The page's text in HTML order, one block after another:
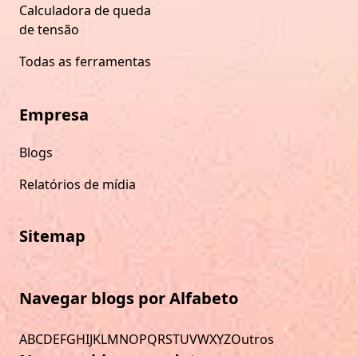
Calculadora de queda
de tensão
Todas as ferramentas
Empresa
Blogs
Relatórios de mídia
Sitemap
Navegar blogs por Alfabeto
ABCDEFGHIJKLMNOPQRSTUVWXYZOutros